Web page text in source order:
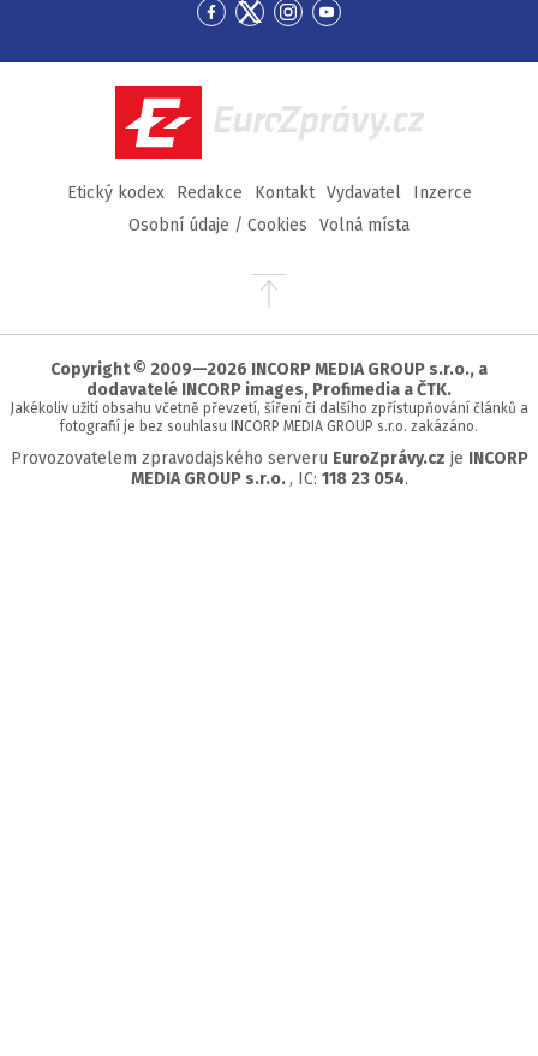
Přejít
Facebook
Přejít
Twitter
Přejít
Instagram
Přejít
YouTube
EuroZprávy.cz
Etický kodex Redakce Kontakt Vydavatel
Inzerce
Osobní údaje / Cookies
Volná místa
Přejít
stránky
Copyright © 2009—2026 INCORP MEDIA GROUP s.r.o., a
dodavatelé INCORP images, Profimedia a ČTK.
Jakékoliv užití obsahu včetně převzetí, šíření či dalšího zpřístupňování článků a
fotografií je bez souhlasu INCORP MEDIA GROUP s.r.o. zakázáno.
Provozovatelem zpravodajského serveru EuroZprávy.cz je INCORP
MEDIA GROUP s.r.o. , IC: 118 23 054.